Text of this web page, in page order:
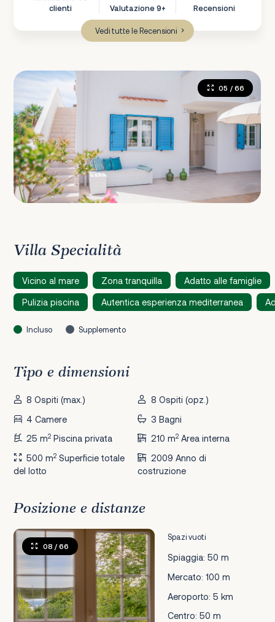
clienti
Valutazione 9+ Recensioni
Vedi tutte le Recensioni
05 / 66
Villa Specialità
Vicino al mare Zona tranquilla Adatto alle famiglie
Pulizia piscina Autentica esperienza mediterranea
Incluso Supplemento
Tipo e dimensioni
8 Ospiti (max.)
8 Ospiti (opz.)
4 Camere
3 Bagni
25 m2 Piscina privata 210 m2Area interna
500 m2 Superficie totale
del lotto
2009 Anno di
costruzione
Posizione e distanze
Spazi vuoti
Spiaggia: 50 m
Mercato: 100 m
Aeroporto: 5 km
Centro: 50 m
08 / 66